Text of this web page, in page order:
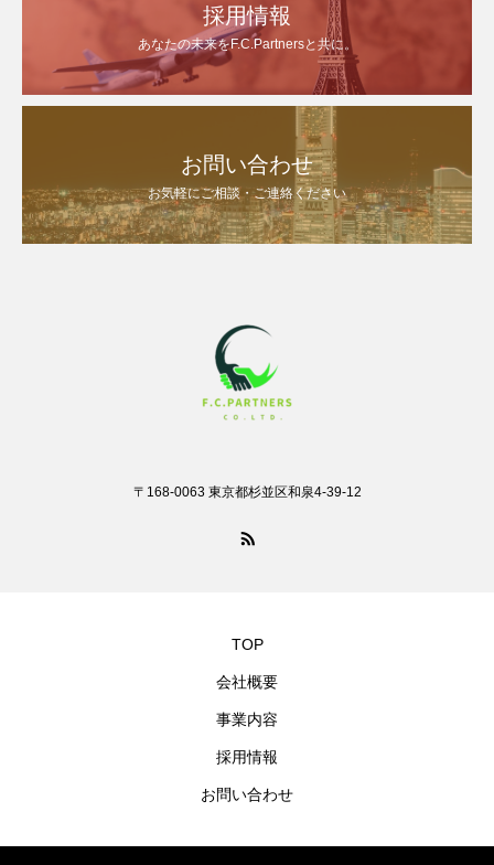
採用情報
あなたの未来をF.C.Partnersと共に。
お問い合わせ
お気軽にご相談・ご連絡ください
〒168-0063 東京都杉並区和泉4-39-12
TOP
会社概要
事業内容
採用情報
お問い合わせ